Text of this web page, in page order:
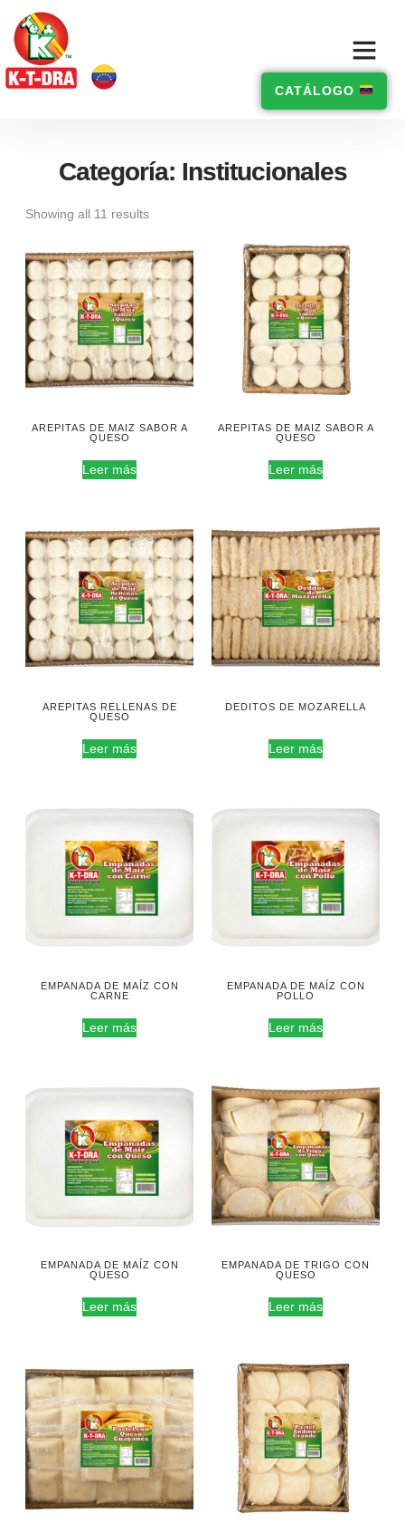
CATÁLOGO
Categoría: Institucionales
Showing all 11 results
AREPITAS DE MAIZ SABOR A
QUESO
Leer más
AREPITAS DE MAIZ SABOR A
QUESO
Leer más
AREPITAS RELLENAS DE
QUESO
Leer más
DEDITOS DE MOZARELLA
Leer más
EMPANADA DE MAÍZ CON
CARNE
Leer más
EMPANADA DE MAÍZ CON
POLLO
Leer más
EMPANADA DE MAÍZ CON
QUESO
Leer más
EMPANADA DE TRIGO CON
QUESO
Leer más